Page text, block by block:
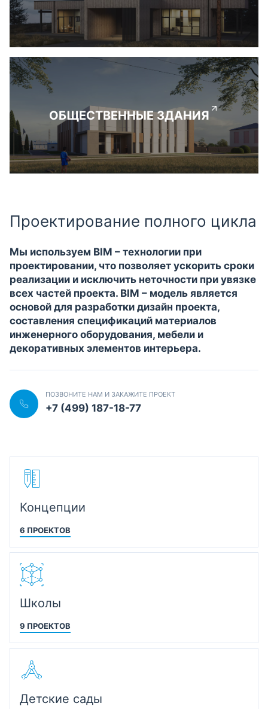
ОБЩЕСТВЕННЫЕ ЗДАНИЯ
Проектирование полного цикла
Мы используем BIM – технологии при
проектировании, что позволяет ускорить сроки
реализации и исключить неточности при увязке
всех частей проекта. BIM – модель является
основой для разработки дизайн проекта,
составления спецификаций материалов
инженерного оборудования, мебели и
декоративных элементов интерьера.
ПОЗВОНИТЕ НАМ И ЗАКАЖИТЕ ПРОЕКТ
+7 (499) 187-18-77
Концепции
6 ПРОЕКТОВ
Школы
9 ПРОЕКТОВ
Детские сады